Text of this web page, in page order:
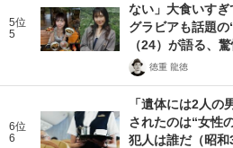
5位
5
ない」大食いす
グラビアも話題
（24）が語る、
徳重 龍徳
6位
6
「遺体には2人の
されたのは“女性
犯人は誰だ（昭和